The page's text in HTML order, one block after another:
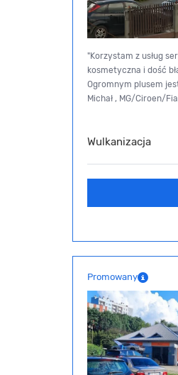
"Korzystam z usług
kosmetyczna i dość
Ogromnym plusem
Michał , MG/Ciroen/
Wulkanizacja
Promowany